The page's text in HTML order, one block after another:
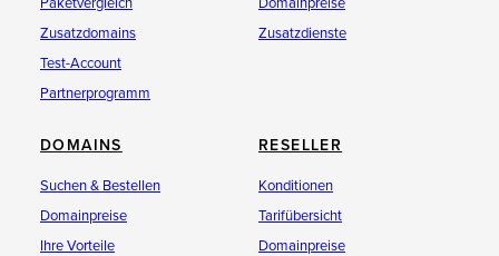
Zusatzdomains
Test-Account
Partnerprogramm
Zusatzdienste
DOMAINS
Suchen & Bestellen
Domainpreise
Ihre Vorteile
RESELLER
Konditionen
Tarifübersicht
Domainpreise